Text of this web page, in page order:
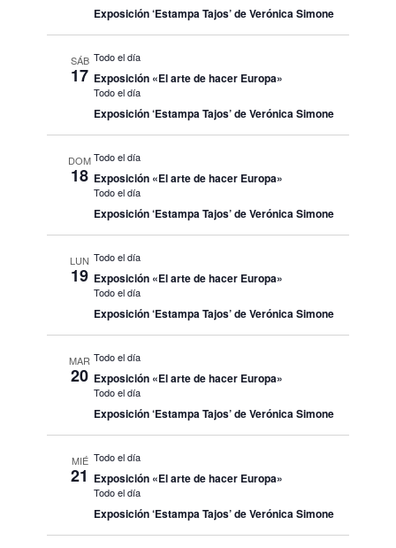
Exposición ‘Estampa Tajos’ de Verónica Simone
SÁB
17
Todo el día
Exposición «El arte de hacer Europa»
Todo el día
Exposición ‘Estampa Tajos’ de Verónica Simone
DOM
18
Todo el día
Exposición «El arte de hacer Europa»
Todo el día
Exposición ‘Estampa Tajos’ de Verónica Simone
LUN
19
Todo el día
Exposición «El arte de hacer Europa»
Todo el día
Exposición ‘Estampa Tajos’ de Verónica Simone
MAR
20
Todo el día
Exposición «El arte de hacer Europa»
Todo el día
Exposición ‘Estampa Tajos’ de Verónica Simone
MIÉ
21
Todo el día
Exposición «El arte de hacer Europa»
Todo el día
Exposición ‘Estampa Tajos’ de Verónica Simone